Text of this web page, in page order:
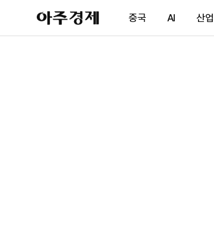
아
주
제
중국 AI 산업